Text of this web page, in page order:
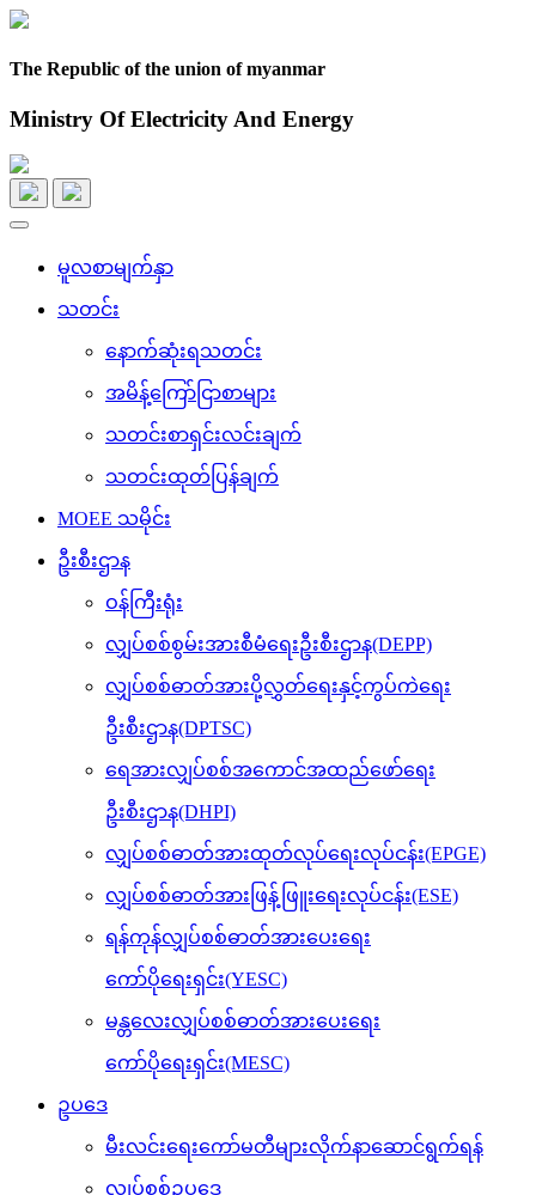
The Republic of the union of myanmar
Ministry Of Electricity And Energy
Toggle
မူလစာမျက်နှာ
သတင်း
နောက်ဆုံးရသတင်း
အမိန့်ကြော်ငြာစာများ
သတင်းစာရှင်းလင်းချက်
သတင်းထုတ်ပြန်ချက်
MOEE သမိုင်း
ဦးစီးဌာန
ဝန်ကြီးရုံး
လျှပ်စစ်စွမ်းအားစီမံရေးဦးစီးဌာန(DEPP)
လျှပ်စစ်ဓာတ်အားပို့လွှတ်ရေးနှင့်ကွပ်ကဲရေး
ဦးစီးဌာန(DPTSC)
ရေအားလျှပ်စစ်အကောင်အထည်ဖော်ရေး
ဦးစီးဌာန(DHPI)
လျှပ်စစ်ဓာတ်အားထုတ်လုပ်ရေးလုပ်ငန်း(EPGE)
လျှပ်စစ်ဓာတ်အားဖြန့်ဖြူးရေးလုပ်ငန်း(ESE)
ရန်ကုန်လျှပ်စစ်ဓာတ်အားပေးရေး
ကော်ပိုရေးရှင်း(YESC)
မန္တလေးလျှပ်စစ်ဓာတ်အားပေးရေး
ကော်ပိုရေးရှင်း(MESC)
ဥပဒေ
မီးလင်းရေးကော်မတီများလိုက်နာဆောင်ရွက်ရန်
လျှပ်စစ်ဥပဒေ